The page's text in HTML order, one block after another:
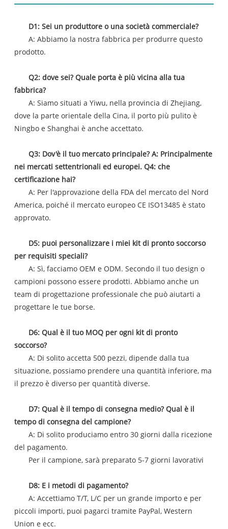
D1: Sei un produttore o una società commerciale?
A: Abbiamo la nostra fabbrica per produrre questo
prodotto.
Q2: dove sei? Quale porta è più vicina alla tua
fabbrica?
A: Siamo situati a Yiwu, nella provincia di Zhejiang,
dove la parte orientale della Cina, il porto più pulito è
Ningbo e Shanghai è anche accettato.
Q3: Dov'è il tuo mercato principale? A: Principalmente
nei mercati settentrionali ed europei. Q4: che
certificazione hai?
A: Per l'approvazione della FDA del mercato del Nord
America, poiché il mercato europeo CE ISO13485 è stato
approvato.
D5: puoi personalizzare i miei kit di pronto soccorso
per requisiti speciali?
A: Sì, facciamo OEM e ODM. Secondo il tuo design o
campioni possono essere prodotti. Abbiamo anche un
team di progettazione professionale che può aiutarti a
progettare le tue borse.
D6: Qual è il tuo MOQ per ogni kit di pronto
soccorso?
A: Di solito accetta 500 pezzi, dipende dalla tua
situazione, possiamo prendere una quantità inferiore, ma
il prezzo è diverso per quantità diverse.
D7: Qual è il tempo di consegna medio? Qual è il
tempo di consegna del campione?
A: Di solito produciamo entro 30 giorni dalla ricezione
del pagamento.
Per il campione, sarà preparato 5-7 giorni lavorativi
D8: E i metodi di pagamento?
A: Accettiamo T/T, L/C per un grande importo e per
piccoli importi, puoi pagarci tramite PayPal, Western
Union e ecc.